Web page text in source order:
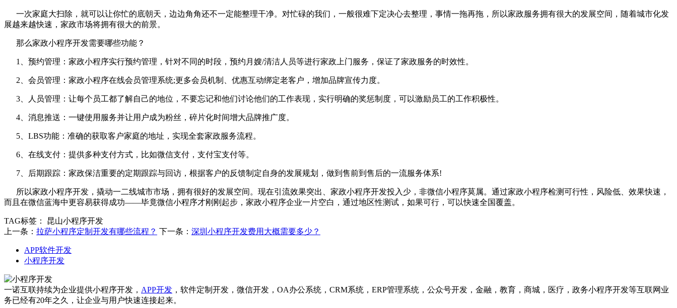
一次家庭大扫除，就可以让你忙的底朝天，边边角角还不一定能整理干净。对忙碌的我们，一般很难下定决心去整理，事情一拖再拖，所以家政服务拥有很大的发展空间，随着城市化发
展越来越快速，家政市场将拥有很大的前景。
那么家政小程序开发需要哪些功能？
1、预约管理：家政小程序实行预约管理，针对不同的时段，预约月嫂/清洁人员等进行家政上门服务，保证了家政服务的时效性。
2、会员管理：家政小程序在线会员管理系统;更多会员机制、优惠互动绑定老客户，增加品牌宣传力度。
3、人员管理：让每个员工都了解自己的地位，不要忘记和他们讨论他们的工作表现，实行明确的奖惩制度，可以激励员工的工作积极性。
4、消息推送：一键使用服务并让用户成为粉丝，碎片化时间增大品牌推广度。
5、LBS功能：准确的获取客户家庭的地址，实现全套家政服务流程。
6、在线支付：提供多种支付方式，比如微信支付，支付宝支付等。
7、后期跟踪：家政保洁重要的定期跟踪与回访，根据客户的反馈制定自身的发展规划，做到售前到售后的一流服务体系!
所以家政小程序开发，撬动一二线城市市场，拥有很好的发展空间。现在引流效果突出、家政小程序开发投入少，非微信小程序莫属。通过家政小程序检测可行性，风险低、效果快速，
而且在微信蓝海中更容易获得成功——毕竟微信小程序才刚刚起步，家政小程序企业一片空白，通过地区性测试，如果可行，可以快速全国覆盖。
TAG标签：
昆山小程序开发
上一条： 拉萨小程序定制开发有哪些流程？ 下一条： 深圳小程序开发费用大概需要多少？
APP软件开发
小程序开发
一诺互联持续为企业提供小程序开发， APP开发 ，软件定制开发，微信开发，OA办公系统，CRM系统，ERP管理系统，公众号开发，金融，教育，商城，医疗，政务小程序开发等互联网业
务已经有20年之久，让企业与用户快速连接起来。